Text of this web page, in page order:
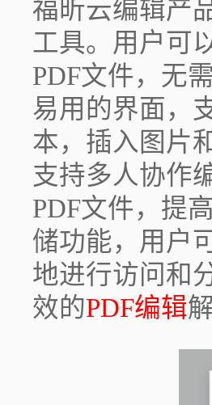
福昕云编辑产
工具。用户可
PDF文件，无
易用的界面，
本，插入图片
支持多人协作
PDF文件，提
储功能，用户
地进行访问和
效的PDF编辑